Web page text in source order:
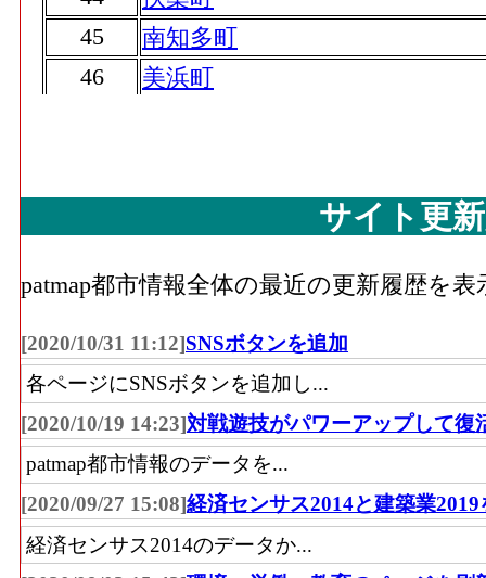
45
南知多町
46
美浜町
49
豊山町
49
大治町
51
岩倉市
51
東栄町
54
豊根村
サイト更
patmap都市情報全体の最近の更新履歴を表
[2020/10/31 11:12]SNSボタンを追加
各ページにSNSボタンを追加し...
[2020/10/19 14:23]対戦遊技がパワーアップして復
patmap都市情報のデータを...
[2020/09/27 15:08]経済センサス2014と建築業2019
経済センサス2014のデータか...